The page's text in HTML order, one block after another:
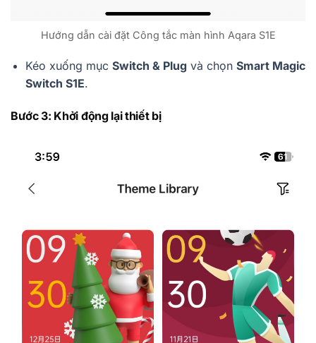
Hướng dẫn cài đặt Công tắc màn hình Aqara S1E
Kéo xuống mục Switch & Plug và chọn Smart Magic
Switch S1E.
Bước 3: Khởi động lại thiết bị